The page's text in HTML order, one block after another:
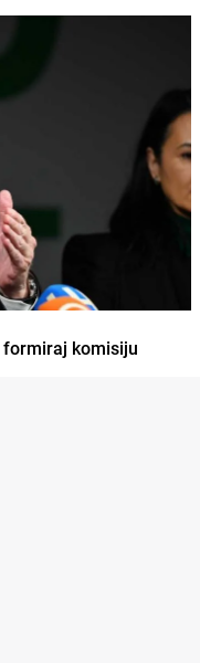
formiraj komisiju